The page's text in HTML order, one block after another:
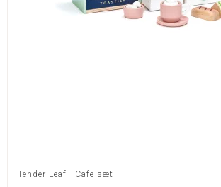
Tender Leaf - Cafe-sæt